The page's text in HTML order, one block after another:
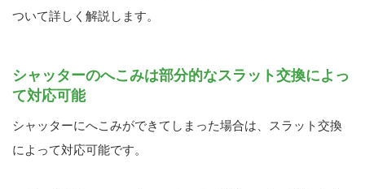
ついて詳しく解説します。
シャッターのへこみは部分的なスラット交換によっ
て対応可能
シャッターにへこみができてしまった場合は、スラット交換
によって対応可能です。